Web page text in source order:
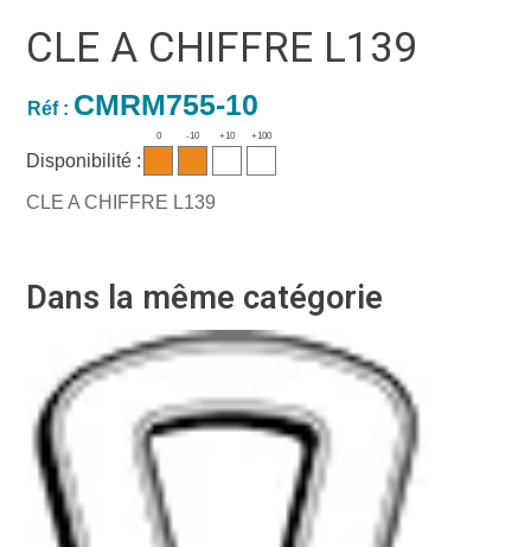
CLE A CHIFFRE L139
Réf : CMRM755-10
Disponibilité :
0 -10 +10 +100
CLE A CHIFFRE L139
Dans la même catégorie